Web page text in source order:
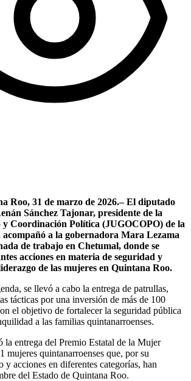
Roo, 31 de marzo de 2026.– El diputado
Sánchez Tajonar, presidente de la
Coordinación Política (JUGOCOPO) de la
a la gobernadora Mara Lezama
de trabajo en Chetumal, donde se
acciones en materia de seguridad y
de las mujeres en Quintana Roo.
se llevó a cabo la entrega de patrullas,
tácticas por una inversión de más de 100
el objetivo de fortalecer la seguridad pública
a las familias quintanarroenses.
la entrega del Premio Estatal de la Mujer
mujeres quintanarroenses que, por su
y acciones en diferentes categorías, han
del Estado de Quintana Roo.